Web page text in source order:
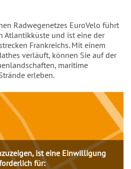
Radwegenetzes EuroVelo führt
Atlantikküste und ist eine der
Frankreichs. Mit einem
verläuft, können Sie auf der
maritime
erleben.
ist eine Einwilligung
für: